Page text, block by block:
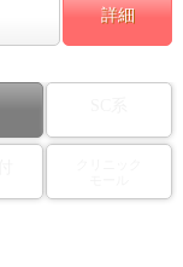
詳細